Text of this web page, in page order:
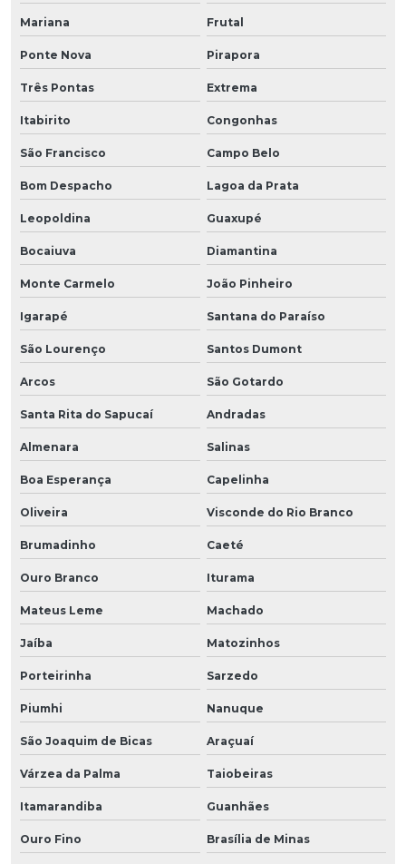
Mariana Frutal
Ponte Nova Pirapora
Três Pontas Extrema
Itabirito Congonhas
São Francisco Campo Belo
Bom Despacho Lagoa da Prata
Leopoldina Guaxupé
Bocaiuva Diamantina
Monte Carmelo João Pinheiro
Igarapé Santana do Paraíso
São Lourenço Santos Dumont
Arcos São Gotardo
Santa Rita do Sapucaí Andradas
Almenara Salinas
Boa Esperança Capelinha
Oliveira Visconde do Rio Branco
Brumadinho Caeté
Ouro Branco Iturama
Mateus Leme Machado
Jaíba Matozinhos
Porteirinha Sarzedo
Piumhi Nanuque
São Joaquim de Bicas Araçuaí
Várzea da Palma Taiobeiras
Itamarandiba Guanhães
Ouro Fino Brasília de Minas